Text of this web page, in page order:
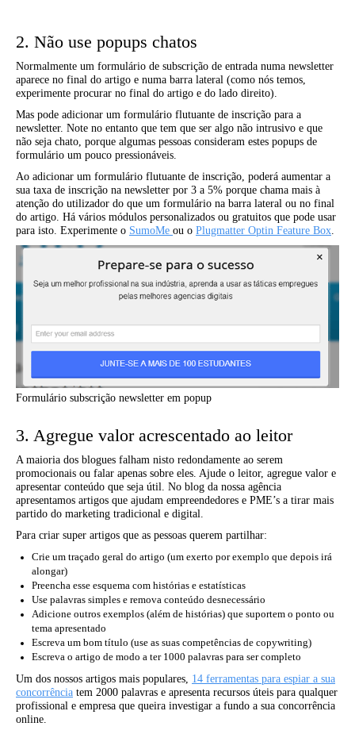
2. Não use popups chatos
Normalmente um formulário de subscrição de entrada numa newsletter
aparece no final do artigo e numa barra lateral (como nós temos,
experimente procurar no final do artigo e do lado direito).
Mas pode adicionar um formulário flutuante de inscrição para a
newsletter. Note no entanto que tem que ser algo não intrusivo e que
não seja chato, porque algumas pessoas consideram estes popups de
formulário um pouco pressionáveis.
Ao adicionar um formulário flutuante de inscrição, poderá aumentar a
sua taxa de inscrição na newsletter por 3 a 5% porque chama mais à
atenção do utilizador do que um formulário na barra lateral ou no final
do artigo. Há vários módulos personalizados ou gratuitos que pode usar
para isto. Experimente o SumoMe ou o Plugmatter Optin Feature Box
Formulário subscrição newsletter em popup
3. Agregue valor acrescentado ao leitor
A maioria dos blogues falham nisto redondamente ao serem
promocionais ou falar apenas sobre eles. Ajude o leitor, agregue valor e
apresentar conteúdo que seja útil. No blog da nossa agência
apresentamos artigos que ajudam empreendedores e PME’s a tirar mais
partido do marketing tradicional e digital.
Para criar super artigos que as pessoas querem partilhar:
Crie um traçado geral do artigo (um exerto por exemplo que depois irá
alongar)
Preencha esse esquema com histórias e estatísticas
Use palavras simples e remova conteúdo desnecessário
Adicione outros exemplos (além de histórias) que suportem o ponto ou
tema apresentado
Escreva um bom título (use as suas competências de copywriting)
Escreva o artigo de modo a ter 1000 palavras para ser completo
Um dos nossos artigos mais populares, 14 ferramentas para espiar a sua
concorrência tem 2000 palavras e apresenta recursos úteis para qualquer
profissional e empresa que queira investigar a fundo a sua concorrência
online.